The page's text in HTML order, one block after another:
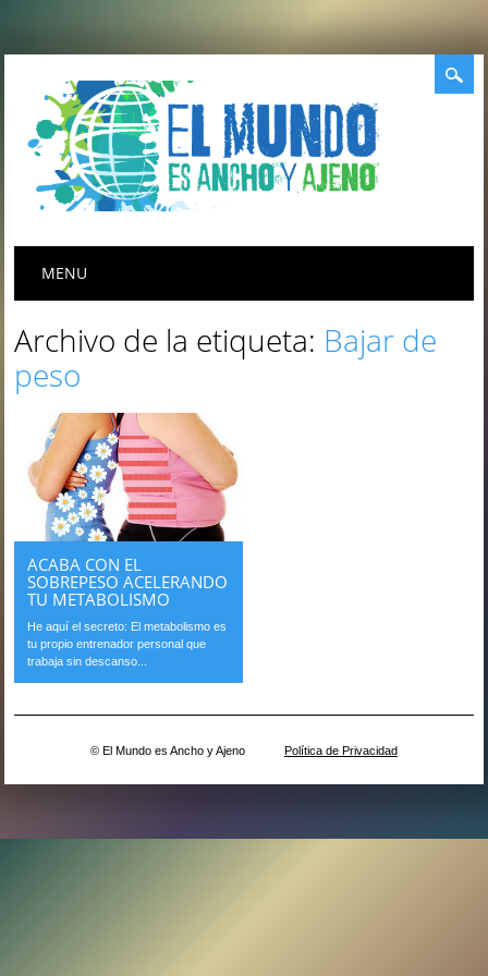
Menú principal
MENU
Archivo de la etiqueta: Bajar de
peso
ACABA CON EL
SOBREPESO ACELERANDO
TU METABOLISMO
He aquí el secreto: El metabolismo es
tu propio entrenador personal que
trabaja sin descanso...
© El Mundo es Ancho y Ajeno Política de Privacidad